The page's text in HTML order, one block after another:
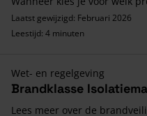
Laatst gewijzigd: Februari 2026
Leestijd: 4 minuten
Wet- en regelgeving
Brandklasse
Lees meer over de